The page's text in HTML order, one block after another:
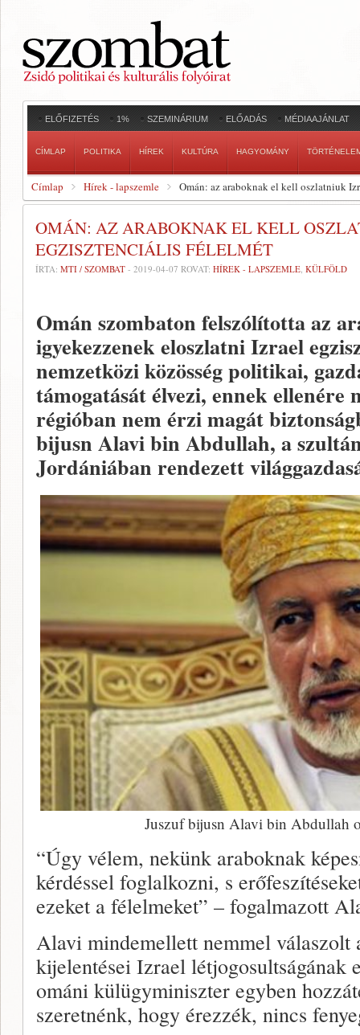
ELŐFIZETÉS 1% SZEMINÁRIUM ELŐADÁS MÉDIAAJÁNLAT
CÍMLAP POLITIKA HÍREK KULTÚRA HAGYOMÁNY
Címlap Hírek - lapszemle Omán: az araboknak el kell oszlatniuk
OMÁN: AZ ARABOKNAK EL KELL
EGZISZTENCIÁLIS FÉLELMÉT
ÍRTA: MTI / SZOMBAT - 2019-04-07 ROVAT: HÍREK - LAPSZEMLE, KÜLFÖLD
Omán szombaton felszólította az
igyekezzenek eloszlatni Izrael
nemzetközi közösség politikai,
támogatását élvezi, ennek ellenére
régióban nem érzi magát
bijusn Alavi bin Abdullah, a
Jordániában rendezett
Juszuf bijusn Alavi bin Abdullah
“Úgy vélem, nekünk araboknak
kérdéssel foglalkozni, s
ezeket a félelmeket” – fogalmazott
Alavi mindemellett nemmel válaszolt
kijelentései Izrael létjogosultságának
ománi külügyminiszter egyben
szeretnénk, hogy érezzék, nincs